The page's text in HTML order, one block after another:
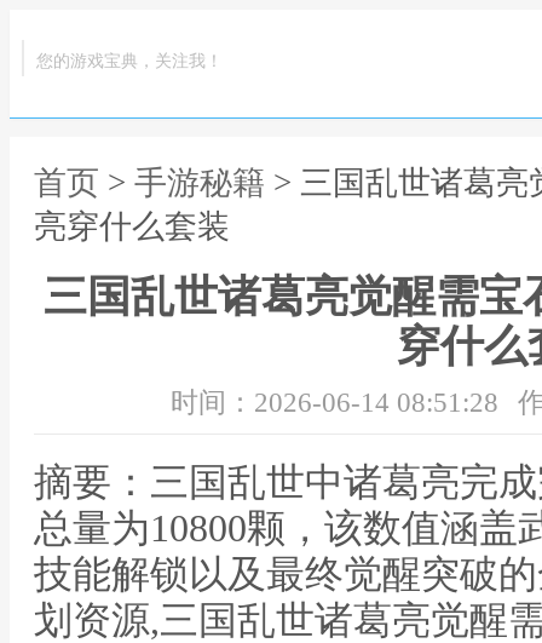
您的游戏宝典，关注我！
首页 > 手游秘籍 > 三国乱世诸葛
亮穿什么套装
三国乱世诸葛亮觉醒需宝
穿什么
时间：2026-06-14 08:51:28
摘要：三国乱世中诸葛亮完
总量为10800颗，该数值涵盖
技能解锁以及最终觉醒突破
划资源,三国乱世诸葛亮觉醒